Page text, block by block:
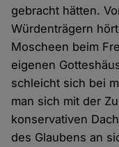
gebracht hätten.
Würdenträgern
Moscheen beim
eigenen
schleicht sich bei
man sich mit der
konservativen
des Glaubens an